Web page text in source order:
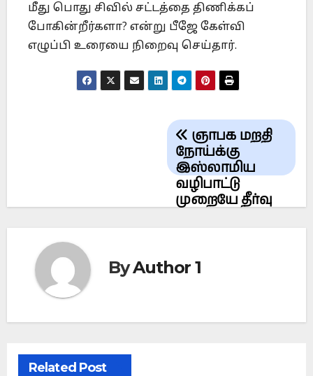
மீது பொது சிவில் சட்டத்தை திணிக்கப்
போகின்றீர்களா? என்று பீஜே கேள்வி
எழுப்பி உரையை நிறைவு செய்தார்.
ஞாபக மறதி
நோய்க்கு
இஸ்லாமிய
வழிபாட்டு
முறையே தீர்வு
ByAuthor 1
Related Post